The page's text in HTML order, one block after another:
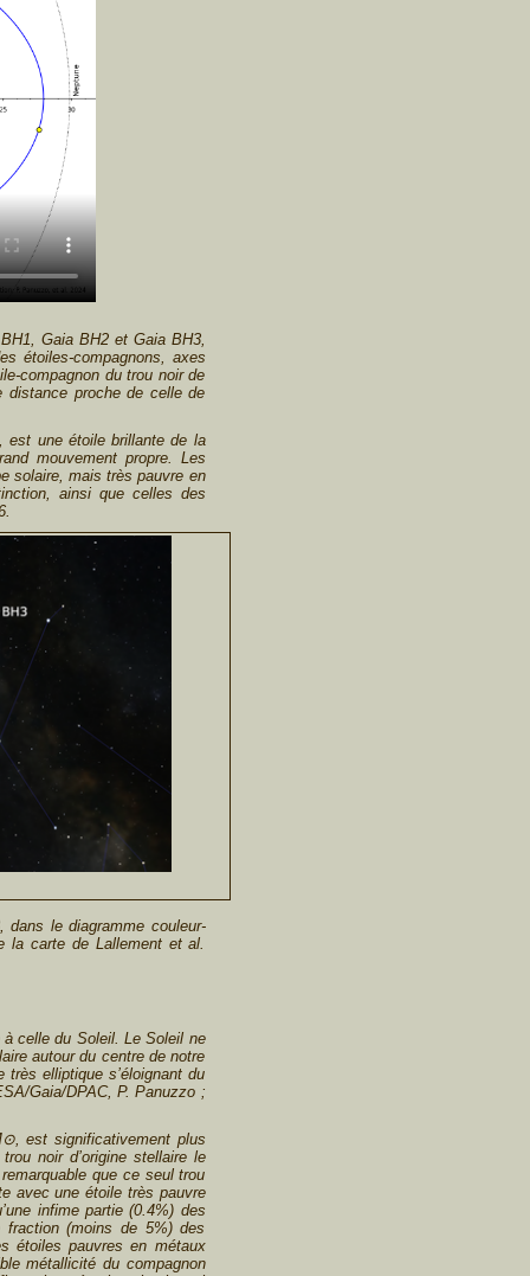
Gaia BH2 et Gaia BH3,
étoiles-compagnons, axes
compagnon du trou noir de
distance proche de celle de
est une étoile brillante de la
mouvement propre. Les
solaire, mais très pauvre en
ainsi que celles des
le diagramme couleur-
la carte de Lallement et al.
celle du Soleil. Le Soleil ne
autour du centre de notre
elliptique s’éloignant du
Gaia/DPAC, P. Panuzzo ;
est significativement plus
noir d’origine stellaire le
que ce seul trou
avec une étoile très pauvre
infime partie (0.4%) des
fraction (moins de 5%) des
étoiles pauvres en métaux
métallicité du compagnon